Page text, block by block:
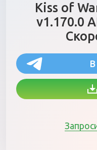
Kiss of
v1.170.0